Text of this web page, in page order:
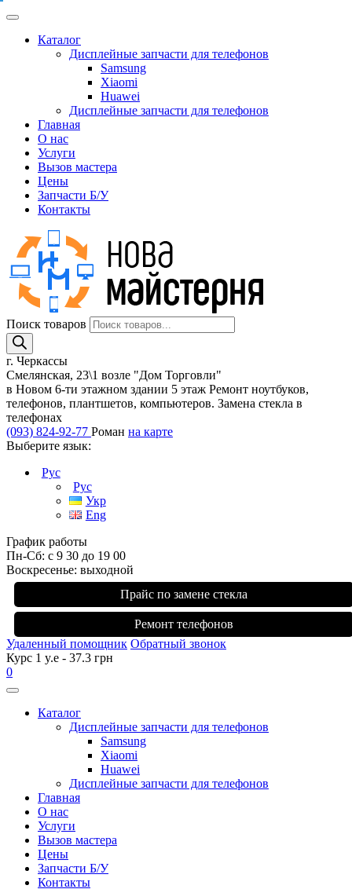
Каталог
Дисплейные запчасти для телефонов
Samsung
Xiaomi
Huawei
Дисплейные запчасти для телефонов
Главная
О нас
Услуги
Вызов мастера
Цены
Запчасти Б/У
Контакты
Поиск товаров
г. Черкассы
Смелянская, 23\1 возле "Дом Торговли"
в Новом 6-ти этажном здании 5 этаж Ремонт ноутбуков,
телефонов, плантшетов, компьютеров. Замена стекла в
телефонах
(093) 824-92-77 Роман на карте
Выберите язык:
Рус
Рус
Укр
Eng
График работы
Пн-Сб: с 9 30 до 19 00
Воскресенье: выходной
Прайс по замене стекла
Ремонт телефонов
Удаленный помощник Обратный звонок
Курс 1 y.e - 37.3 грн
0
Каталог
Дисплейные запчасти для телефонов
Samsung
Xiaomi
Huawei
Дисплейные запчасти для телефонов
Главная
О нас
Услуги
Вызов мастера
Цены
Запчасти Б/У
Контакты